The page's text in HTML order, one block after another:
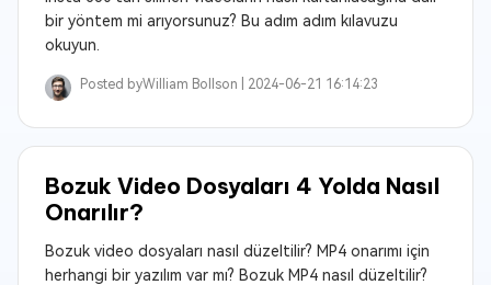
bir yöntem mi arıyorsunuz? Bu adım adım kılavuzu
okuyun.
Posted byWilliam Bollson | 2024-06-21 16:14:23
Bozuk Video Dosyaları 4 Yolda Nasıl
Onarılır?
Bozuk video dosyaları nasıl düzeltilir? MP4 onarımı için
herhangi bir yazılım var mı? Bozuk MP4 nasıl düzeltilir?